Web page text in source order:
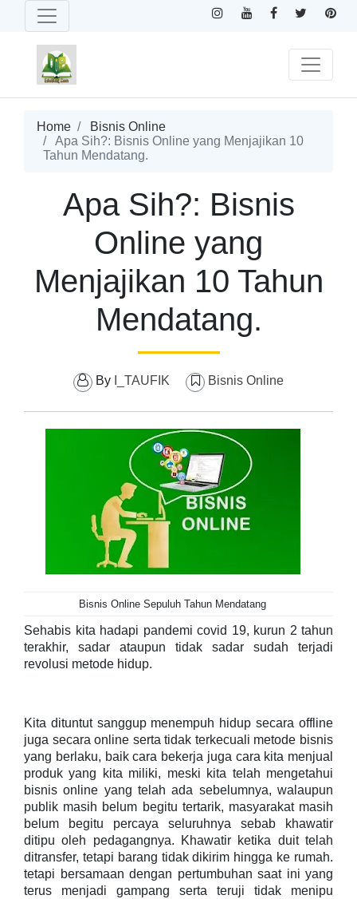
Home
Bisnis Online
Apa Sih?: Bisnis Online yang Menjajikan 10
Tahun Mendatang.
Apa Sih?: Bisnis
Online yang
Menjajikan 10 Tahun
Mendatang.
By I_TAUFIK Bisnis Online
Bisnis Online Sepuluh Tahun Mendatang
Sehabis kita hadapi pandemi covid 19, kurun 2 tahun
terakhir, sadar ataupun tidak sadar sudah terjadi
revolusi metode hidup.
Kita dituntut sanggup menempuh hidup secara offline
juga secara online serta tidak terkecuali metode bisnis
yang berlaku, baik cara bekerja juga cara kita menjual
produk yang kita miliki, meski kita telah mengetahui
bisnis online yang telah ada sebelumnya, walaupun
publik masih belum begitu tertarik, masyarakat masih
belum begitu percaya seluruhnya sebab khawatir
ditipu oleh pedagangnya. Khawatir ketika duit telah
ditransfer, tetapi barang tidak dikirim hingga ke rumah.
tetapi bersamaan dengan pertumbuhan saat ini yang
terus menjadi gampang serta teruji tidak menipu